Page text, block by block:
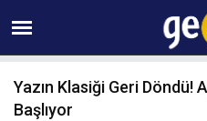
10 AĞUSTOS
Yazın Klasiği Geri Döndü!
Başlıyor